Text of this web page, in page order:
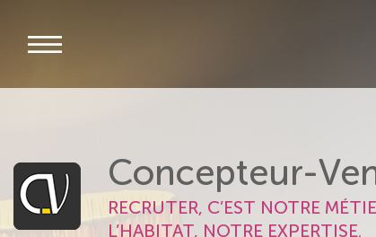
Concepteur-
RECRUTER, C’EST NOTRE
L’HABITAT, NOTRE EXPERTISE.